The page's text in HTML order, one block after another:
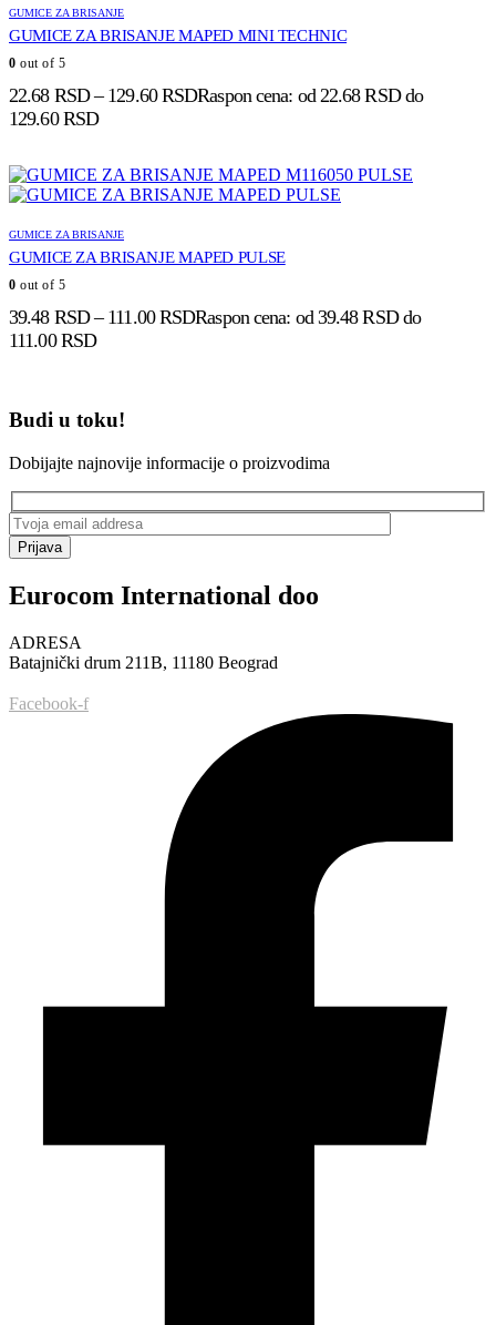
GUMICE ZA BRISANJE
GUMICE ZA BRISANJE MAPED MINI TECHNIC
0 out of 5
22.68 RSD – 129.60RSDRaspon cena: od 22.68 RSD do
129.60 RSD
GUMICE ZA BRISANJE
GUMICE ZA BRISANJE MAPED PULSE
0 out of 5
39.48 RSD – 111.00RSDRaspon cena: od 39.48 RSD do
111.00 RSD
Budi u toku!
Dobijajte najnovije informacije o proizvodima
Prijava
Eurocom International doo
ADRESA
Batajnički drum 211B, 11180 Beograd
Facebook-f